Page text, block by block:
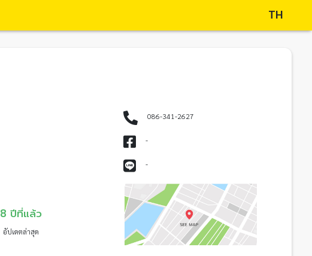
TH
8 ปีที่แล้ว
อัปเดตล่าสุด
086-341-2627
-
-